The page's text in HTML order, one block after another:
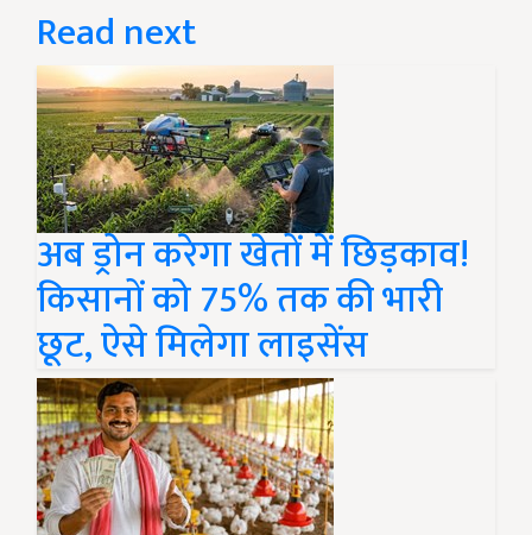
Read next
अब ड्रोन करेगा खेतों में छिड़काव!
किसानों को 75% तक की भारी
छूट, ऐसे मिलेगा लाइसेंस